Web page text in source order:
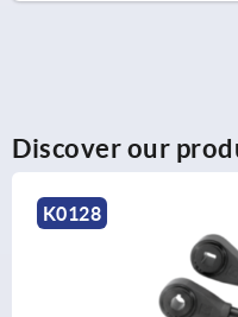
Discover our